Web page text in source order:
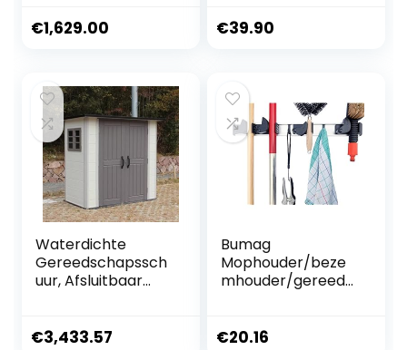
€1,629.00
28 vakken,
van bezem, spade,
hark en
tuingereedschap,
voor tuinhuis,
schuren en garage
€39.90
Waterdichte
Gereedschapssch
uur, Afsluitbaar
Fundament,
€3,433.57
Bumag
Mophouder/beze
mhouder/gereeds
klemhouders en 3
€20.16